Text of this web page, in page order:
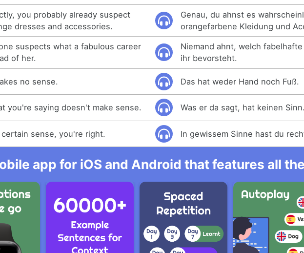
you probably already suspect
dresses and accessories.
Genau, du ahnst es
orangefarbene Kleidung und
suspects what a fabulous career
of her.
Niemand ahnt, welch fabelhafte
ihr bevorsteht.
no sense. Das hat weder Hand noch Fuß.
you're saying doesn't make sense. Was er da sagt, hat keinen Sinn.
certain sense, you're right. In gewissem Sinne hast du
app for iOS and Android that features all